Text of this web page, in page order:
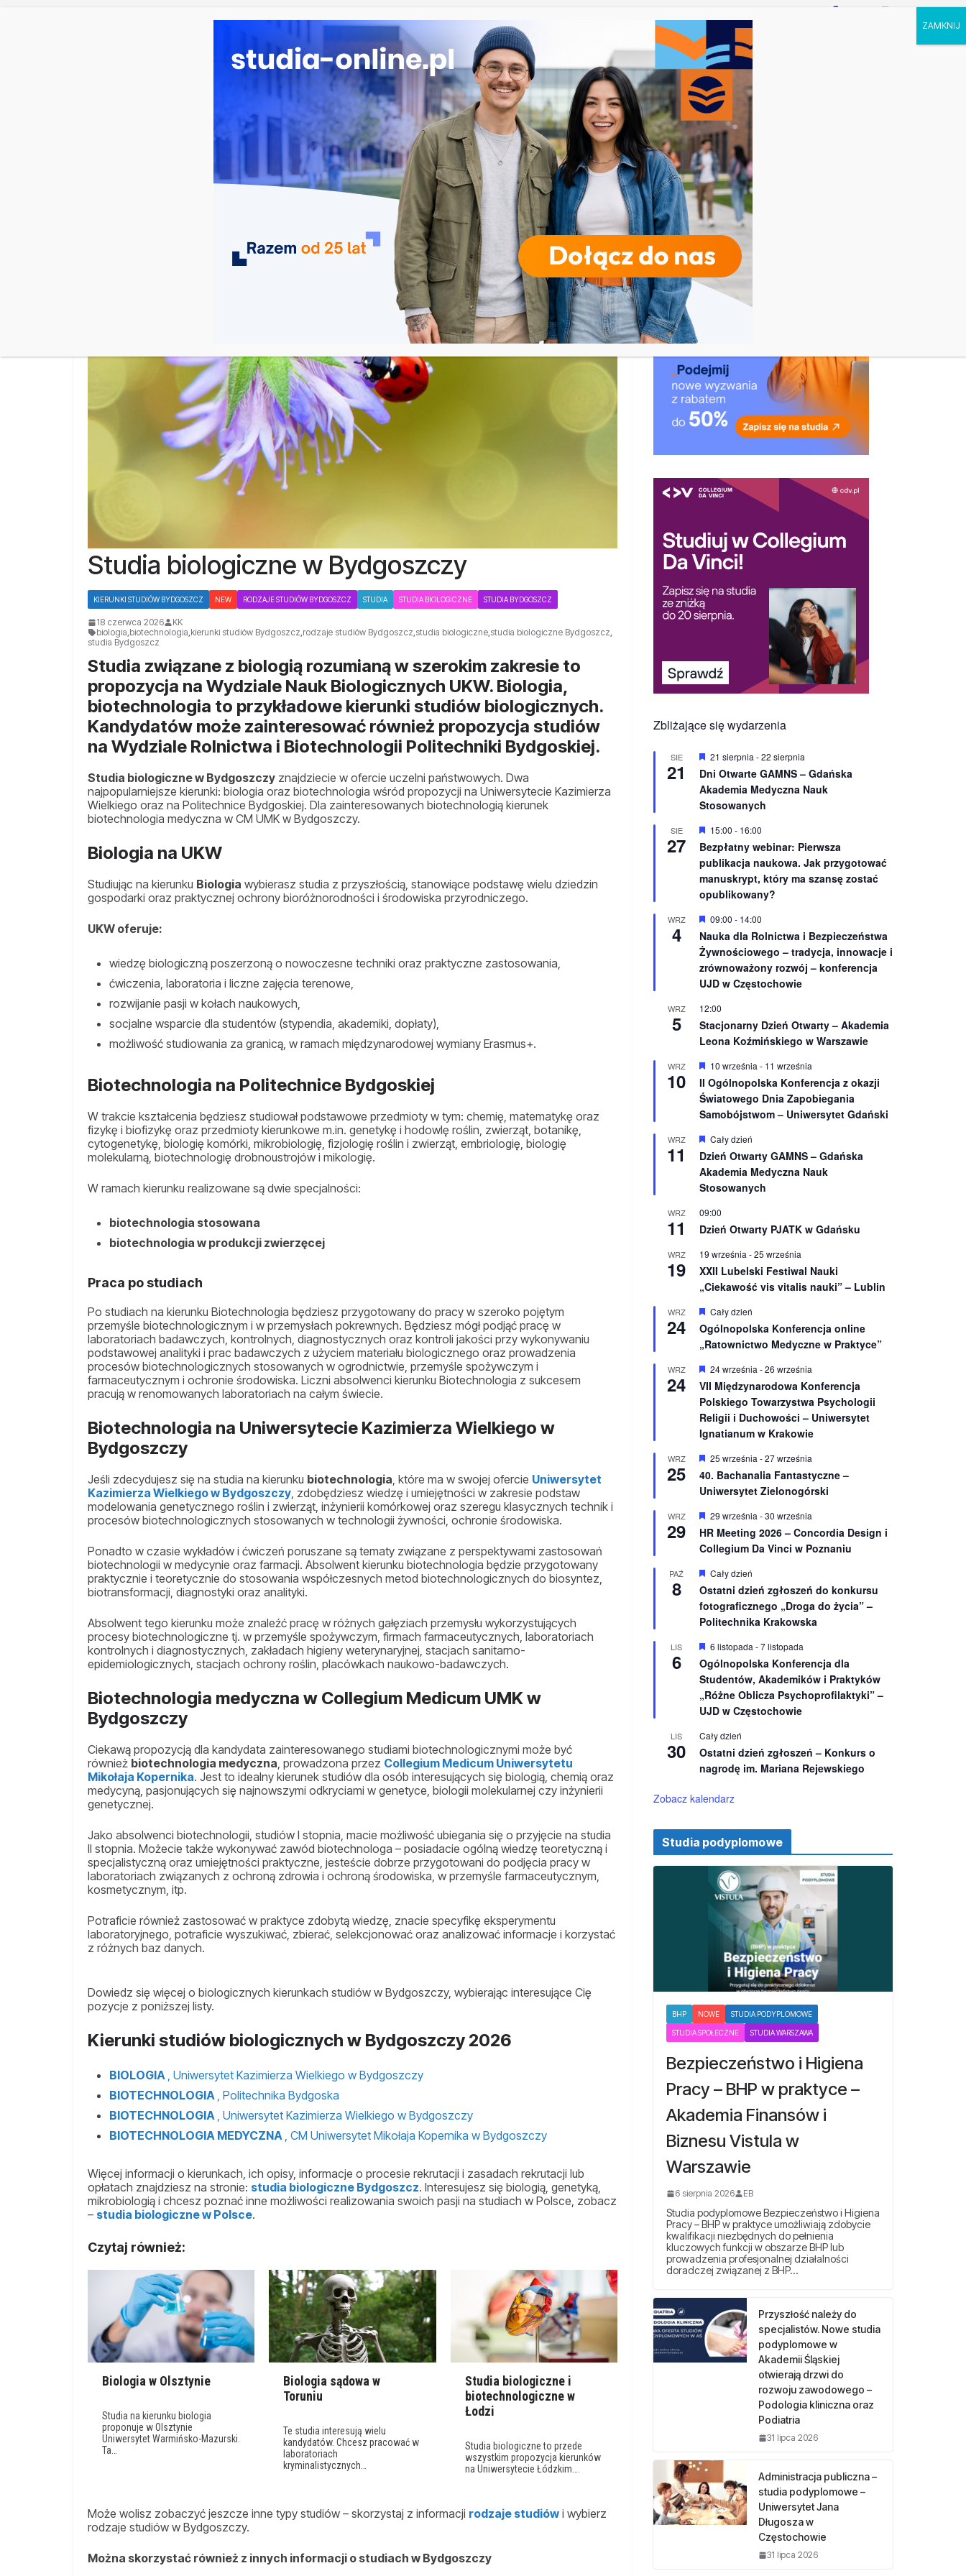
Pedagogika przedszkolna i wczesnoszkolna w Skierniewicach
Kosmetologia w Opolu
Logistyka – studia inżynierskie na Uniwersytecie Szczecińskim
Elektroniczne przetwarzanie informacji w Krakowie
UCZELNIE KIERUNKI RODZAJE STUDIÓW REKRUTACJA DRZWI OTWARTE TOP STUDIA KALENDARZ
Studia biologiczne w Bydgoszczy
KIERUNKI STUDIÓW BYDGOSZCZ NEW RODZAJE STUDIÓW BYDGOSZCZ STUDIA STUDIA BIOLOGICZNE STUDIA BYDGOSZCZ
18 czerwca 2026
KK
biologia biotechnologia kierunki studiów Bydgoszcz rodzaje studiów Bydgoszcz studia biologiczne studia biologiczne Bydgoszcz
studia Bydgoszcz
Studia związane z biologią rozumianą w szerokim zakresie to
propozycja na Wydziale Nauk Biologicznych UKW. Biologia,
biotechnologia to przykładowe kierunki studiów biologicznych.
Kandydatów może zainteresować również propozycja studiów
na Wydziale Rolnictwa i Biotechnologii Politechniki Bydgoskiej.
Studia biologiczne w Bydgoszczy znajdziecie w ofercie uczelni państwowych. Dwa
najpopularniejsze kierunki: biologia oraz biotechnologia wśród propozycji na Uniwersytecie Kazimierza
Wielkiego oraz na Politechnice Bydgoskiej. Dla zainteresowanych biotechnologią kierunek
biotechnologia medyczna w CM UMK w Bydgoszczy.
Biologia na UKW
Studiując na kierunku Biologia wybierasz studia z przyszłością, stanowiące podstawę wielu dziedzin
gospodarki oraz praktycznej ochrony bioróżnorodności i środowiska przyrodniczego.
UKW oferuje:
wiedzę biologiczną poszerzoną o nowoczesne techniki oraz praktyczne zastosowania,
ćwiczenia, laboratoria i liczne zajęcia terenowe,
rozwijanie pasji w kołach naukowych,
socjalne wsparcie dla studentów (stypendia, akademiki, dopłaty),
możliwość studiowania za granicą, w ramach międzynarodowej wymiany Erasmus+.
Biotechnologia na Politechnice Bydgoskiej
W trakcie kształcenia będziesz studiował podstawowe przedmioty w tym: chemię, matematykę oraz
fizykę i biofizykę oraz przedmioty kierunkowe m.in. genetykę i hodowlę roślin, zwierząt, botanikę,
cytogenetykę, biologię komórki, mikrobiologię, fizjologię roślin i zwierząt, embriologię, biologię
molekularną, biotechnologię drobnoustrojów i mikologię.
W ramach kierunku realizowane są dwie specjalności:
biotechnologia stosowana
biotechnologia w produkcji zwierzęcej
Praca po studiach
Po studiach na kierunku Biotechnologia będziesz przygotowany do pracy w szeroko pojętym
przemyśle biotechnologicznym i w przemysłach pokrewnych. Będziesz mógł podjąć pracę w
laboratoriach badawczych, kontrolnych, diagnostycznych oraz kontroli jakości przy wykonywaniu
podstawowej analityki i prac badawczych z użyciem materiału biologicznego oraz prowadzenia
procesów biotechnologicznych stosowanych w ogrodnictwie, przemyśle spożywczym i
farmaceutycznym i ochronie środowiska. Liczni absolwenci kierunku Biotechnologia z sukcesem
pracują w renomowanych laboratoriach na całym świecie.
Biotechnologia na Uniwersytecie Kazimierza Wielkiego w
Bydgoszczy
Jeśli zdecydujesz się na studia na kierunku biotechnologia , które ma w swojej ofercie Uniwersytet
Kazimierza Wielkiego w Bydgoszczy , zdobędziesz wiedzę i umiejętności w zakresie podstaw
modelowania genetycznego roślin i zwierząt, inżynierii komórkowej oraz szeregu klasycznych technik i
procesów biotechnologicznych stosowanych w technologii żywności, ochronie środowiska.
Ponadto w czasie wykładów i ćwiczeń poruszane są tematy związane z perspektywami zastosowań
biotechnologii w medycynie oraz farmacji. Absolwent kierunku biotechnologia będzie przygotowany
praktycznie i teoretycznie do stosowania współczesnych metod biotechnologicznych do biosyntez,
biotransformacji, diagnostyki oraz analityki.
Absolwent tego kierunku może znaleźć pracę w różnych gałęziach przemysłu wykorzystujących
procesy biotechnologiczne tj. w przemyśle spożywczym, firmach farmaceutycznych, laboratoriach
kontrolnych i diagnostycznych, zakładach higieny weterynaryjnej, stacjach sanitarno-
epidemiologicznych, stacjach ochrony roślin, placówkach naukowo-badawczych.
Biotechnologia medyczna w Collegium Medicum UMK w
Bydgoszczy
Ciekawą propozycją dla kandydata zainteresowanego studiami biotechnologicznymi może być
również biotechnologia medyczna , prowadzona przez Collegium Medicum Uniwersytetu
Mikołaja Kopernika. Jest to idealny kierunek studiów dla osób interesujących się biologią, chemią oraz
medycyną, pasjonujących się najnowszymi odkryciami w genetyce, biologii molekularnej czy inżynierii
genetycznej.
Jako absolwenci biotechnologii, studiów I stopnia, macie możliwość ubiegania się o przyjęcie na studia
II stopnia. Możecie także wykonywać zawód biotechnologa – posiadacie ogólną wiedzę teoretyczną i
specjalistyczną oraz umiejętności praktyczne, jesteście dobrze przygotowani do podjęcia pracy w
laboratoriach związanych z ochroną zdrowia i ochroną środowiska, w przemyśle farmaceutycznym,
kosmetycznym, itp.
Potraficie również zastosować w praktyce zdobytą wiedzę, znacie specyfikę eksperymentu
laboratoryjnego, potraficie wyszukiwać, zbierać, selekcjonować oraz analizować informacje i korzystać
z różnych baz danych.
Dowiedz się więcej o biologicznych kierunkach studiów w Bydgoszczy, wybierając interesujące Cię
pozycje z poniższej listy.
Kierunki studiów biologicznych w Bydgoszczy 2026
BIOLOGIA , Uniwersytet Kazimierza Wielkiego w Bydgoszczy
BIOTECHNOLOGIA , Politechnika Bydgoska
BIOTECHNOLOGIA , Uniwersytet Kazimierza Wielkiego w Bydgoszczy
BIOTECHNOLOGIA MEDYCZNA , CM Uniwersytet Mikołaja Kopernika w Bydgoszczy
Więcej informacji o kierunkach, ich opisy, informacje o procesie rekrutacji i zasadach rekrutacji lub
opłatach znajdziesz na stronie: studia biologiczne Bydgoszcz. Interesujesz się biologią, genetyką,
mikrobiologią i chcesz poznać inne możliwości realizowania swoich pasji na studiach w Polsce, zobacz
– studia biologiczne w Polsce.
Czytaj również:
Biologia w Olsztynie
Studia na kierunku biologia
proponuje w Olsztynie
Uniwersytet Warmińsko-Mazurski.
Ta…
Biologia sądowa w
Toruniu
Te studia interesują wielu
kandydatów. Chcesz pracować w
laboratoriach
kryminalistycznych…
Studia biologiczne i
biotechnologiczne w
Łodzi
Studia biologiczne to przede
wszystkim propozycja kierunków
na Uniwersytecie Łódzkim….
Może wolisz zobaczyć jeszcze inne typy studiów – skorzystaj z informacji rodzaje studiów i wybierz
rodzaje studiów w Bydgoszczy.
Można skorzystać również z innych informacji o studiach w Bydgoszczy
Zbliżające się wydarzenia
SIE
21
W
r
ó
ż
n
o
n
e
21 sierpnia -22 sierpnia
Dni Otwarte GAMNS – Gdańska
Akademia Medyczna Nauk
Stosowanych
SIE
27
W
r
ó
ż
n
i
n
e
15:00 - 16:00
Bezpłatny webinar: Pierwsza
publikacja naukowa. Jak przygotować
manuskrypt, który ma szansę zostać
opublikowany?
WRZ
4
W
r
ó
ż
n
i
n
e
09:00 - 14:00
Nauka dla Rolnictwa i Bezpieczeństwa
Żywnościowego – tradycja, innowacje i
zrównoważony rozwój – konferencja
UJD w Częstochowie
WRZ
5
12:00
Stacjonarny Dzień Otwarty – Akademia
Leona Koźmińskiego w Warszawie
WRZ
10
W
y
r
ó
ż
n
o
n
e
10 września - 11 września
II Ogólnopolska Konferencja z okazji
Światowego Dnia Zapobiegania
Samobójstwom – Uniwersytet Gdański
WRZ
11
W
y
r
ó
ż
n
o
n
Cały dzień
Dzień Otwarty GAMNS – Gdańska
Akademia Medyczna Nauk
Stosowanych
WRZ
11
09:00
Dzień Otwarty PJATK w Gdańsku
WRZ
19
19 września -25 września
XXII Lubelski Festiwal Nauki
„Ciekawość vis vitalis nauki” – Lublin
WRZ
24
W
r
ó
n
i
o
n
e
Cały dzień
Ogólnopolska Konferencja online
„Ratownictwo Medyczne w Praktyce”
WRZ
24
W
y
r
ó
ż
n
i
n
e
24 września -26 września
VII Międzynarodowa Konferencja
Polskiego Towarzystwa Psychologii
Religii i Duchowości – Uniwersytet
Ignatianum w Krakowie
WRZ
25
W
r
ó
n
i
o
n
25 września -27 września
40. Bachanalia Fantastyczne –
Uniwersytet Zielonogórski
WRZ
29
W
y
r
ó
n
o
n
e
29 września -30 września
HR Meeting 2026 – Concordia Design i
Collegium Da Vinci w Poznaniu
PAŹ
8
W
r
ó
ż
n
i
o
n
e
Cały dzień
Ostatni dzień zgłoszeń do konkursu
fotograficznego „Droga do życia” –
Politechnika Krakowska
LIS
6
W
r
ó
ż
n
i
n
e
6 listopada -7 listopada
Ogólnopolska Konferencja dla
Studentów, Akademików i Praktyków
„Różne Oblicza Psychoprofilaktyki” –
UJD w Częstochowie
LIS
30
Cały dzień
Ostatni dzień zgłoszeń – Konkurs o
nagrodę im. Mariana Rejewskiego
Zobacz kalendarz
Studia podyplomowe
BHP NOWE STUDIA PODYPLOMOWE
STUDIA SPOŁECZNE STUDIA WARSZAWA
Bezpieczeństwo i Higiena
Pracy – BHP w praktyce –
Akademia Finansów i
Biznesu Vistula w
Warszawie
6 sierpnia 2026 EB
Studia podyplomowe Bezpieczeństwo i Higiena
Pracy – BHP w praktyce umożliwiają zdobycie
kwalifikacji niezbędnych do pełnienia
kluczowych funkcji w obszarze BHP lub
prowadzenia profesjonalnej działalności
doradczej związanej z BHP…
Przyszłość należy do
specjalistów. Nowe studia
podyplomowe w
Akademii Śląskiej
otwierają drzwi do
rozwoju zawodowego –
Podologia kliniczna oraz
Podiatria
31 lipca 2026
Administracja publiczna –
studia podyplomowe –
Uniwersytet Jana
Długosza w
Częstochowie
31 lipca 2026